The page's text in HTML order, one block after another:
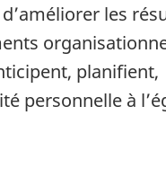
les
planifient,
personnelle à